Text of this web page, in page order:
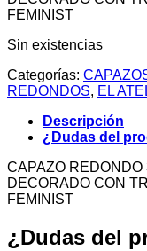
FEMINIST
Sin existencias
Categorías:
REDONDOS, EL
Descripción
¿Dudas del
CAPAZO REDONDO
DECORADO CON
FEMINIST
¿Dudas del